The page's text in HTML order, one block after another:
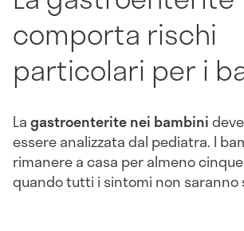
comporta rischi
particolari per i
Lagastroenterite nei bambinideve
essere analizzata dal pediatra. I
rimanere a casa per almeno
quando tutti i sintomi non saranno